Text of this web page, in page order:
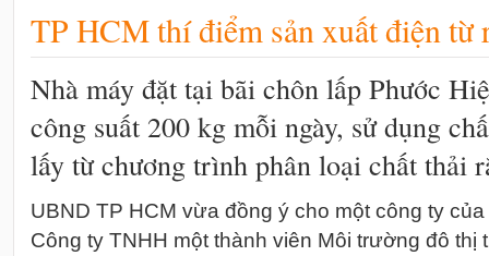
TP HCM thí điểm sản xuất điện từ
Nhà máy đặt tại bãi chôn lấp Phước
công suất 200 kg mỗi ngày, sử dụng
lấy từ chương trình phân loại chất thải
UBND TP HCM vừa đồng ý cho một công ty
Công ty TNHH một thành viên Môi trường đô thị